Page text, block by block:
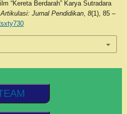
“Kereta Berdarah” Karya Sutradara
Artikulasi: Jurnal Pendidikan, 8(1), 85 –